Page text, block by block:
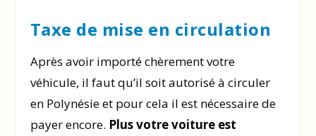
Taxe de mise en circulation
Après avoir importé chèrement votre
véhicule, il faut qu’il soit autorisé à circuler
en Polynésie et pour cela il est nécessaire de
payer encore. Plus votre voiture est